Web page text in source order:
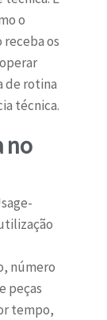
o
os
de rotina
técnica.
no
número
peças
tempo,